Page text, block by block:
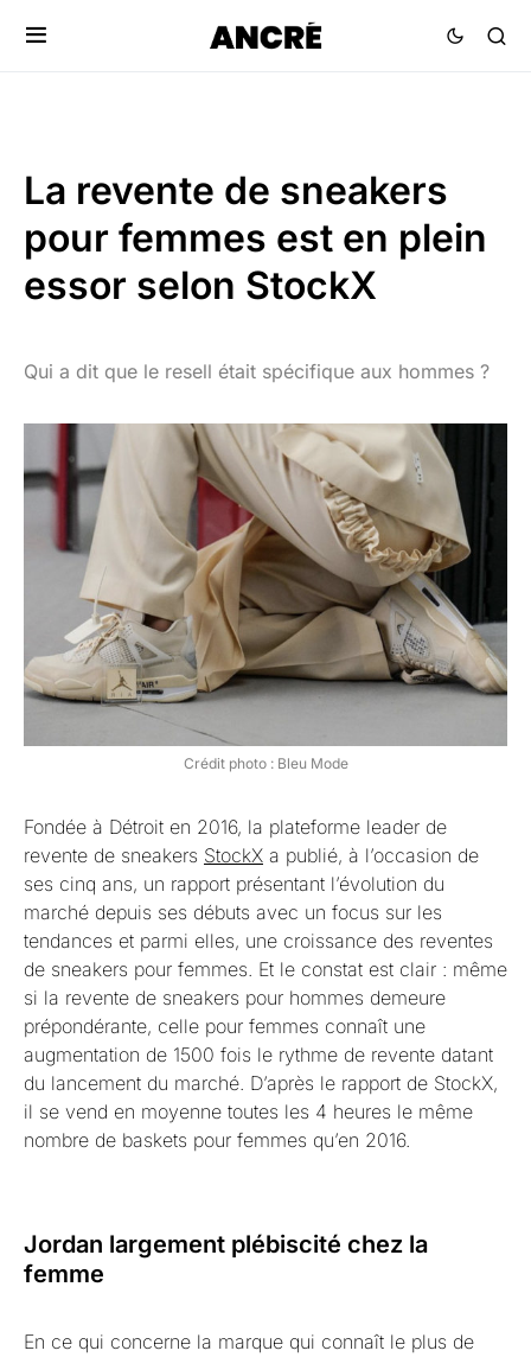
La revente de sneakers
pour femmes est en plein
essor selon StockX
Qui a dit que le resell était spécifique aux hommes ?
Crédit photo : Bleu Mode
Fondée à Détroit en 2016, la plateforme leader de
revente de sneakers StockX a publié, à l’occasion de
ses cinq ans, un rapport présentant l’évolution du
marché depuis ses débuts avec un focus sur les
tendances et parmi elles, une croissance des reventes
de sneakers pour femmes. Et le constat est clair : même
si la revente de sneakers pour hommes demeure
prépondérante, celle pour femmes connaît une
augmentation de 1500 fois le rythme de revente datant
du lancement du marché. D’après le rapport de StockX,
il se vend en moyenne toutes les 4 heures le même
nombre de baskets pour femmes qu’en 2016.
Jordan largement plébiscité chez la
femme
En ce qui concerne la marque qui connaît le plus de